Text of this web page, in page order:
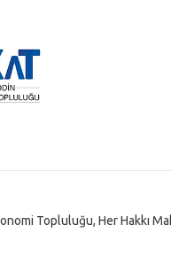
Topluluğu, Her Hakkı